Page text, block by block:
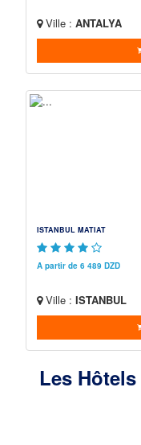
Ville : ANTALYA
ISTANBUL MATIAT
A partir de 6 489 DZD
Ville : ISTANBUL
Les